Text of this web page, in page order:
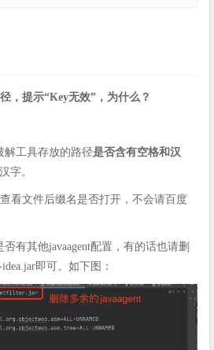
，提示“Key无效”，为什么？
解工具存放的路径是否含有空格和汉
字。
看文件后缀名是否打开，不会请百度
有其他javaagent配置，有的话也请删
即可。如下图：